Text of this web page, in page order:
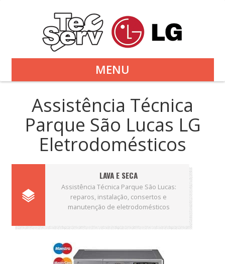
MENU
Assistência Técnica
Parque São Lucas LG
Eletrodomésticos
LAVA E SECA
Assistência Técnica Parque São Lucas:
reparos, instalação, consertos e
manutenção de eletrodomésticos